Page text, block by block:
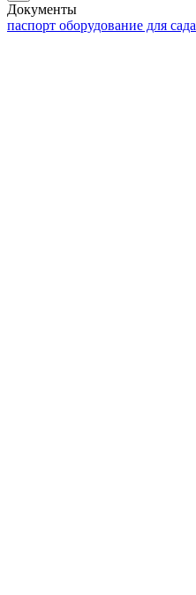
Документы
паспорт оборудование для сада